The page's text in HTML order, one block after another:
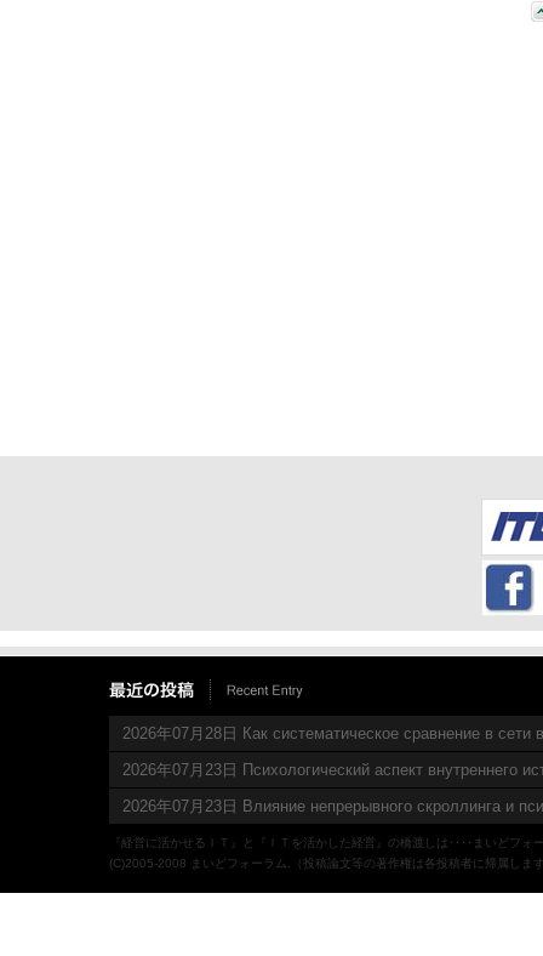
2026年07月28日 Как систематическое сравнение в сети
2026年07月23日 Психологический аспект внутреннего
2026年07月23日 Влияние непрерывного скроллинга и
『経営に活かせるＩＴ』と『ＩＴを活かした経営』の橋渡しは‥‥まいどフォ
(C)2005-2008 まいどフォーラム.（投稿論文等の著作権は各投稿者に帰属しま